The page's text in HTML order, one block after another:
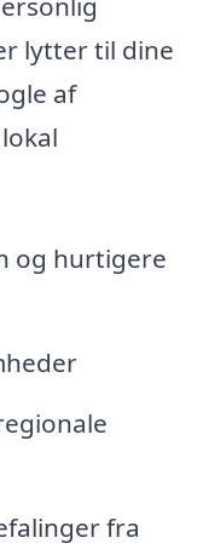
lytter til dine
af
og hurtigere
fra